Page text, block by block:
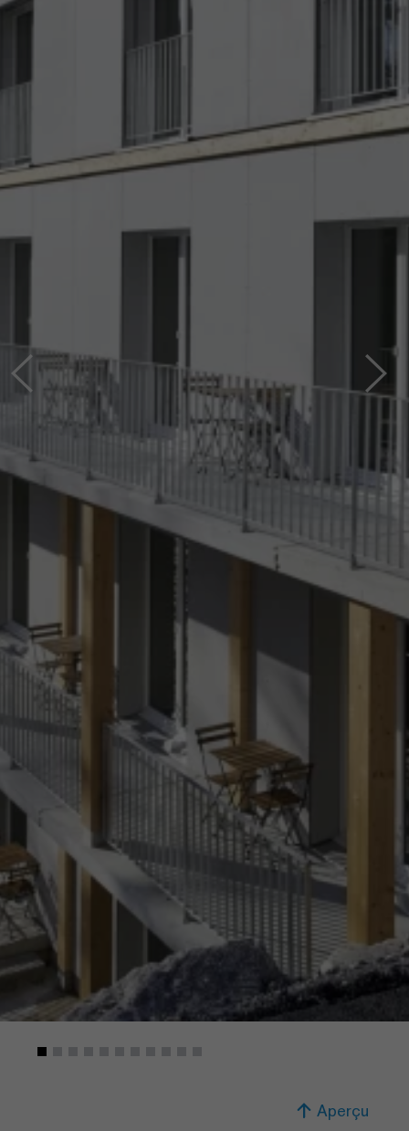
Aperçu